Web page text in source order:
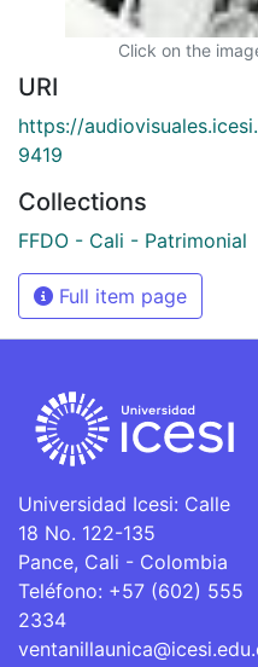
Click on the
URI
https://
9419
Collections
FFDO - Cali - Patrimonial
Full item page
Universidad Icesi: Calle
18 No. 122-135
Pance, Cali - Colombia
Teléfono: +57 (602) 555
2334